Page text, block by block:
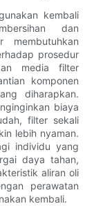
kembali
dan
prosedur
media filter
komponen
diharapkan.
biaya
filter sekali
lebih nyaman.
individu yang
daya tahan,
aliran oli
perawatan
kembali.